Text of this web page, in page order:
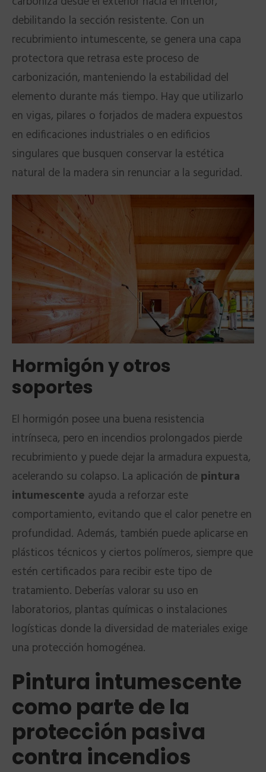
debilitando la sección resistente. Con un
recubrimiento intumescente, se genera una capa
protectora que retrasa este proceso de
carbonización, manteniendo la estabilidad del
elemento durante más tiempo. Hay que utilizarlo
en vigas, pilares o forjados de madera expuestos
en edificaciones industriales o en edificios
singulares que busquen conservar la estética
natural de la madera sin renunciar a la seguridad.
Hormigón y otros
soportes
El hormigón posee una buena resistencia
intrínseca, pero en incendios prolongados pierde
recubrimiento y puede dejar la armadura expuesta,
acelerando su colapso. La aplicación de pintura
intumescente ayuda a reforzar este
comportamiento, evitando que el calor penetre en
profundidad. Además, también puede aplicarse en
plásticos técnicos y ciertos polímeros, siempre que
estén certificados para recibir este tipo de
tratamiento. Deberías valorar su uso en
laboratorios, plantas químicas o instalaciones
logísticas donde la diversidad de materiales exige
una protección homogénea.
Pintura intumescente
como parte de la
protección pasiva
contra incendios